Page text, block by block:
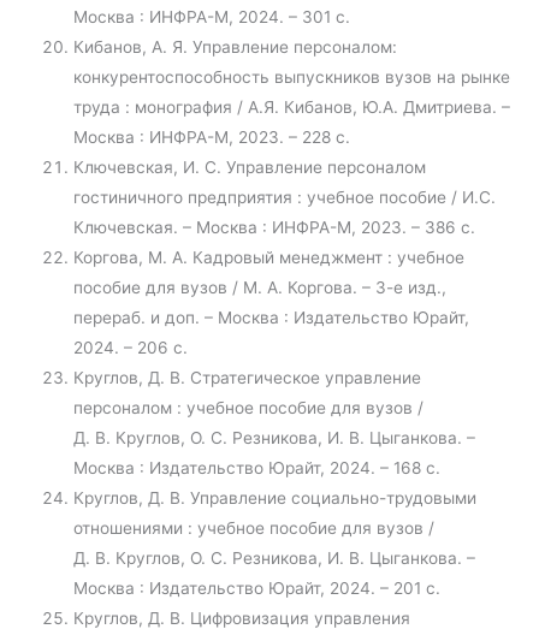
Москва : ИНФРА-М, 2024. – 301 с.
Кибанов, А. Я. Управление персоналом:
конкурентоспособность выпускников вузов на рынке
труда : монография / А.Я. Кибанов, Ю.А. Дмитриева. –
Москва : ИНФРА-М, 2023. – 228 с.
Ключевская, И. С. Управление персоналом
гостиничного предприятия : учебное пособие / И.С.
Ключевская. – Москва : ИНФРА-М, 2023. – 386 с.
Коргова, М. А. Кадровый менеджмент : учебное
пособие для вузов / М. А. Коргова. – 3-е изд.,
перераб. и доп. – Москва : Издательство Юрайт,
2024. – 206 с.
Круглов, Д. В. Стратегическое управление
персоналом : учебное пособие для вузов /
Д. В. Круглов, О. С. Резникова, И. В. Цыганкова. –
Москва : Издательство Юрайт, 2024. – 168 с.
Круглов, Д. В. Управление социально-трудовыми
отношениями : учебное пособие для вузов /
Д. В. Круглов, О. С. Резникова, И. В. Цыганкова. –
Москва : Издательство Юрайт, 2024. – 201 с.
Круглов, Д. В. Цифровизация управления